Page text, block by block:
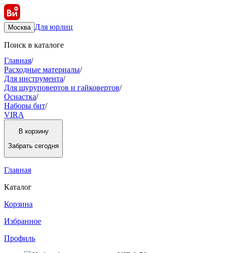
Москва Для юрлиц
Поиск в каталоге
Главная/
Расходные материалы/
Для инструмента/
Для шуруповертов и гайковертов/
Оснастка/
Наборы бит/
VIRA
В корзину
Забрать сегодня
Главная
Каталог
Корзина
Избранное
Профиль